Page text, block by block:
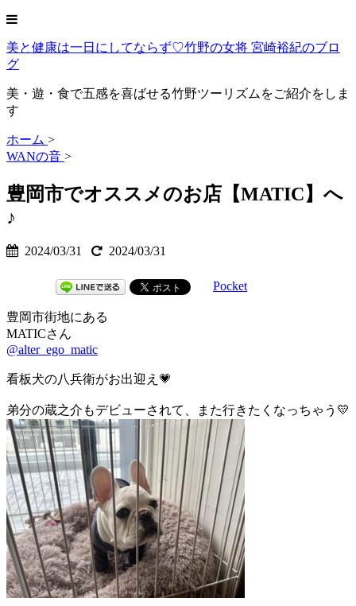
美と健康は一日にしてならず♡竹野の女将 宮崎裕紀のブロ
グ
美・遊・食で五感を喜ばせる竹野ツーリズムをご紹介をしま
す
ホーム >
WANの音 >
豊岡市でオススメのお店【MATIC】へ
♪
2024/03/31 2024/03/31
Pocket
豊岡市街地にある
MATICさん
@alter_ego_matic
看板犬の八兵衛がお出迎え💗
弟分の蔵之介もデビューされて、また行きたくなっちゃう💛